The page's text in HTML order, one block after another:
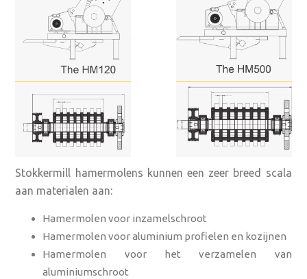
Stokkermill hamermolens kunnen een zeer breed scala
aan materialen aan:
Hamermolen voor inzamelschroot
Hamermolen voor aluminium profielen en kozijnen
Hamermolen voor het verzamelen van
aluminiumschroot